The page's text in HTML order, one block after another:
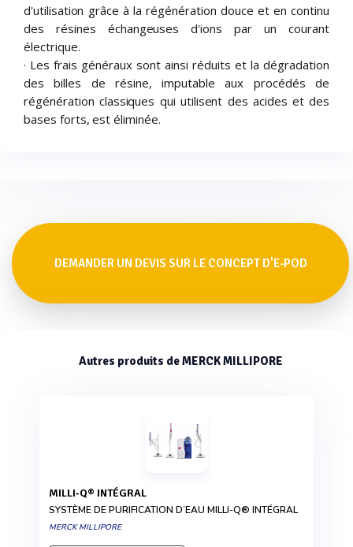
d'utilisation grâce à la régénération douce et en continu
des résines échangeuses d'ions par un courant
électrique.
· Les frais généraux sont ainsi réduits et la dégradation
des billes de résine, imputable aux procédés de
régénération classiques qui utilisent des acides et des
bases forts, est éliminée.
DEMANDER UN DEVIS SUR LE CONCEPT D'E-POD
Autres produits de MERCK MILLIPORE
MILLI-Q® INTÉGRAL
SYSTÈME DE PURIFICATION D’EAU MILLI-Q® INTÉGRAL
MERCK MILLIPORE